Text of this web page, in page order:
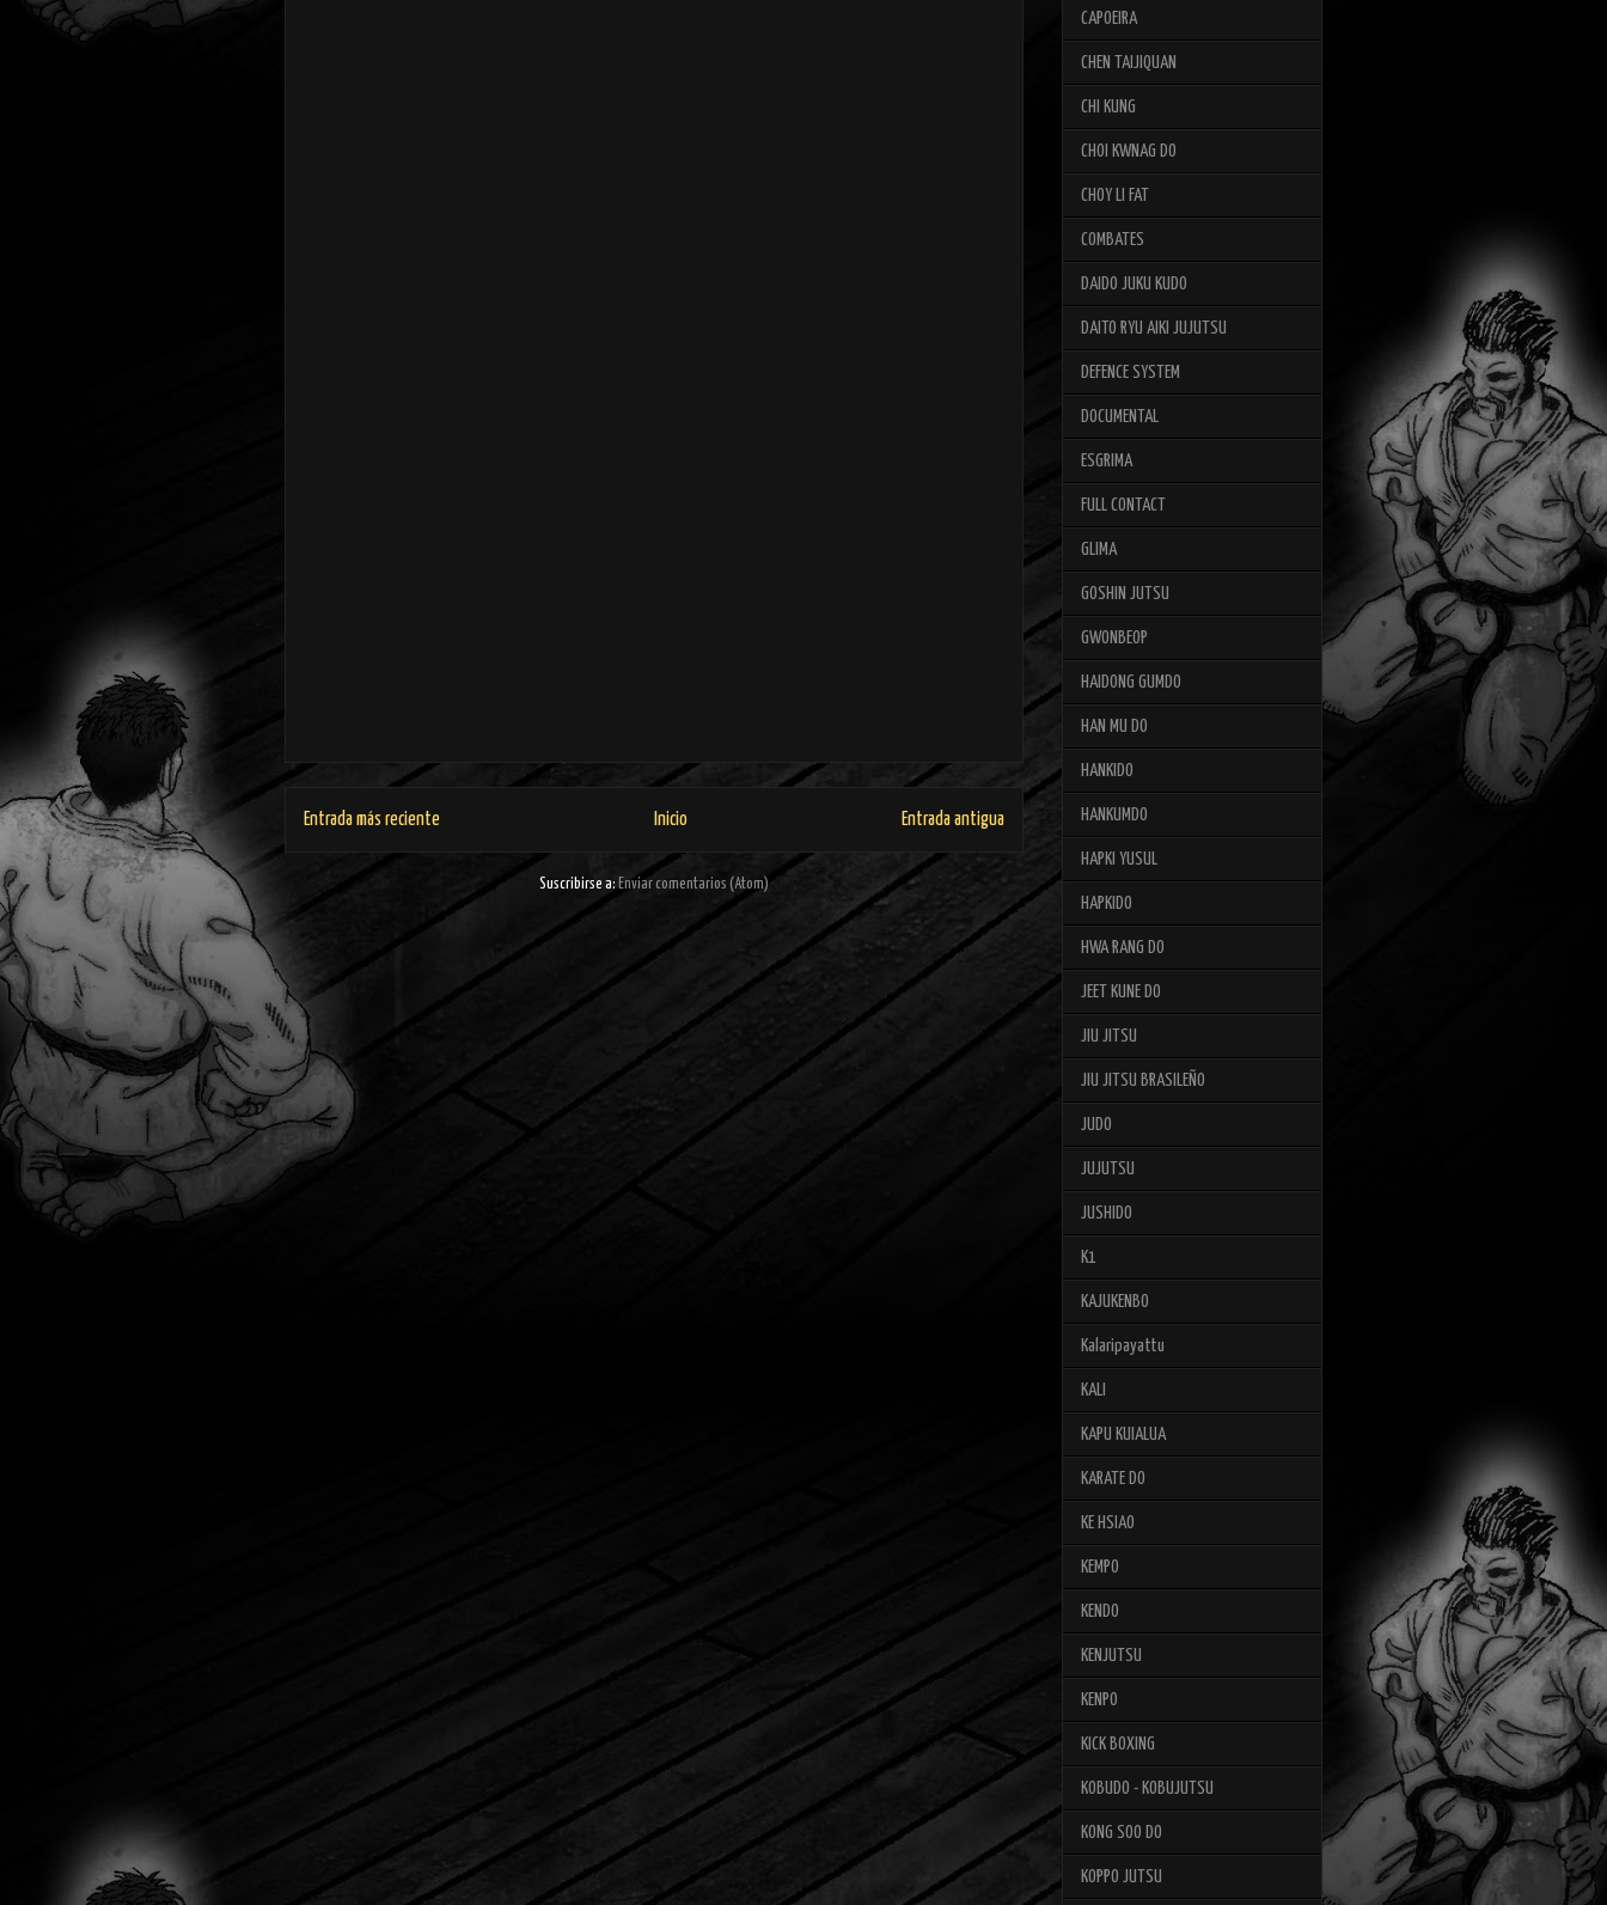
Entrada más reciente Entrada antigua
Inicio
Suscribirse a: Enviar comentarios (Atom)
CAPOEIRA
CHEN TAIJIQUAN
CHI KUNG
CHOI KWNAG DO
CHOY LI FAT
COMBATES
DAIDO JUKU KUDO
DAITO RYU AIKI JUJUTSU
DEFENCE SYSTEM
DOCUMENTAL
ESGRIMA
FULL CONTACT
GLIMA
GOSHIN JUTSU
GWONBEOP
HAIDONG GUMDO
HAN MU DO
HANKIDO
HANKUMDO
HAPKI YUSUL
HAPKIDO
HWA RANG DO
JEET KUNE DO
JIU JITSU
JIU JITSU BRASILEÑO
JUDO
JUJUTSU
JUSHIDO
K1
KAJUKENBO
Kalaripayattu
KALI
KAPU KUIALUA
KARATE DO
KE HSIAO
KEMPO
KENDO
KENJUTSU
KENPO
KICK BOXING
KOBUDO - KOBUJUTSU
KONG SOO DO
KOPPO JUTSU